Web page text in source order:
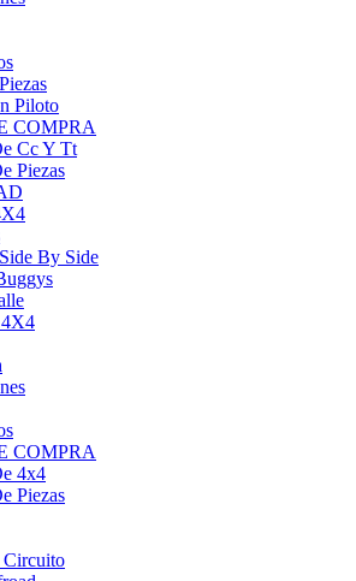
Piloto
COMPRA
Cc Y Tt
Piezas
By Side
COMPRA
4x4
Piezas
Circuito